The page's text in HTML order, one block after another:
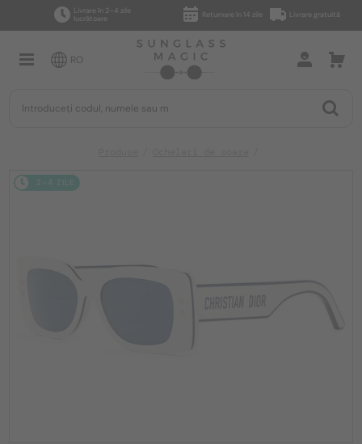
Livrare în 2–4 zile
lucrătoare
Returnare în 14 zile Livrare gratuită
RO
2-4 ZILE